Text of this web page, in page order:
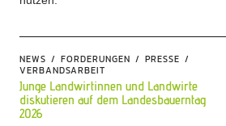
NEWS FORDERUNGEN
PRESSE
VERBANDSARBEIT
Junge Landwirtinnen und Landwirte
diskutieren auf dem Landesbauerntag
2026